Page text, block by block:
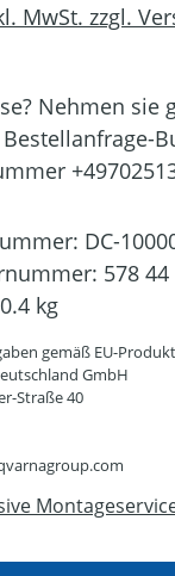
MwSt. zzgl.
Nehmen sie
DC-
578 44
0.4 kg
gemäß EU-
GmbH
Straße 40